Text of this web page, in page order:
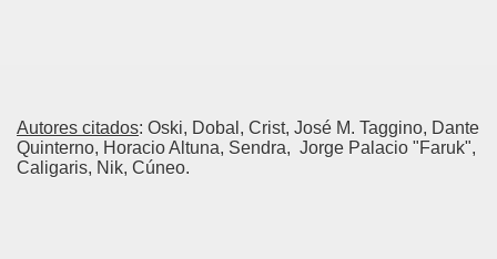
Autores citados: Oski, Dobal, Crist, José M. Taggino, Dante
Quinterno, Horacio Altuna, Sendra, Jorge Palacio "Faruk",
Caligaris, Nik, Cúneo.